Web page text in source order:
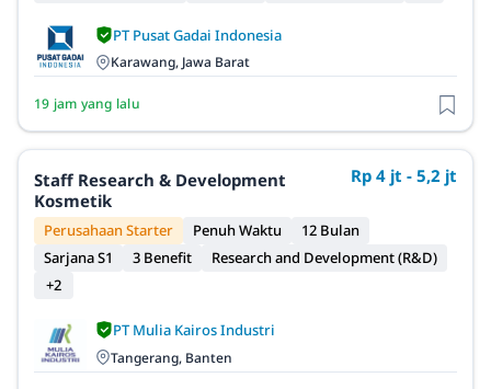
PT Pusat Gadai Indonesia
Karawang, Jawa Barat
19 jam yang lalu
Staff Research & Development
Kosmetik
Rp 4 jt - 5,2 jt
Perusahaan Starter Penuh Waktu
12 Bulan
Sarjana S1
3 Benefit
Research and Development (R&D)
+2
PT Mulia Kairos Industri
Tangerang, Banten